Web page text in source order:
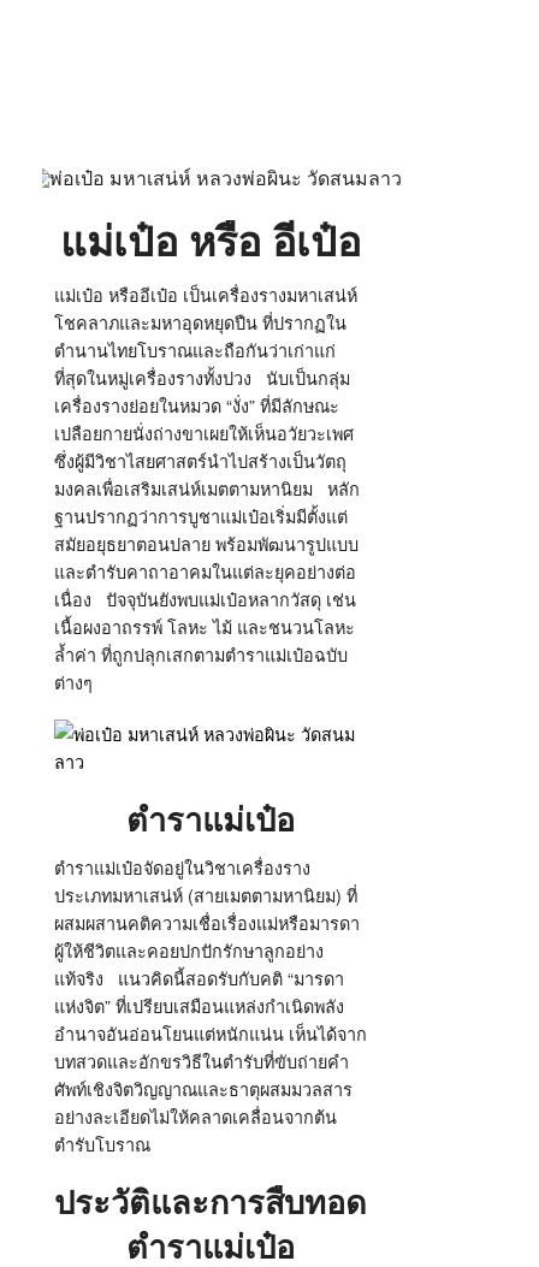
แม่เป๋อ หรือ อีเป๋อ
แม่เป๋อ หรืออีเป๋อ เป็นเครื่องรางมหาเสน่ห์
โชคลาภและมหาอุดหยุดปืน ที่ปรากฏใน
ตำนานไทยโบราณและถือกันว่าเก่าแก่
ที่สุดในหมู่เครื่องรางทั้งปวง
นับเป็นกลุ่ม
เครื่องรางย่อยในหมวด“งั่ง”ที่มีลักษณะ
เปลือยกายนั่งถ่างขาเผยให้เห็นอวัยวะเพศ
ซึ่งผู้มีวิชาไสยศาสตร์นำไปสร้างเป็นวัตถุ
มงคลเพื่อเสริมเสน่ห์เมตตามหานิยม
หลัก
ฐานปรากฏว่าการบูชาแม่เป๋อเริ่มมีตั้งแต่
สมัยอยุธยาตอนปลาย พร้อมพัฒนารูปแบบ
และตำรับคาถาอาคมในแต่ละยุคอย่างต่อ
เนื่อง
ปัจจุบันยังพบแม่เป๋อหลากวัสดุ เช่น
เนื้อผงอาถรรพ์ โลหะ ไม้ และชนวนโลหะ
ล้ำค่า ที่ถูกปลุกเสกตามตำราแม่เป๋อฉบับ
ต่างๆ
ตำราแม่เป๋อ
ตำราแม่เป๋อจัดอยู่ในวิชาเครื่องราง
ประเภทมหาเสน่ห์ (สายเมตตามหานิยม) ที่
ผสมผสานคติความเชื่อเรื่องแม่หรือมารดา
ผู้ให้ชีวิตและคอยปกปักรักษาลูกอย่าง
แท้จริง
แนวคิดนี้สอดรับกับคติ“มารดา
แห่งจิต”ที่เปรียบเสมือนแหล่งกำเนิดพลัง
อำนาจอันอ่อนโยนแต่หนักแน่น เห็นได้จาก
บทสวดและอักขรวิธีในตำรับที่ขับถ่ายคำ
ศัพท์เชิงจิตวิญญาณและธาตุผสมมวลสาร
อย่างละเอียดไม่ให้คลาดเคลื่อนจากต้น
ตำรับโบราณ
ประวัติและการสืบทอด
ตำราแม่เป๋อ